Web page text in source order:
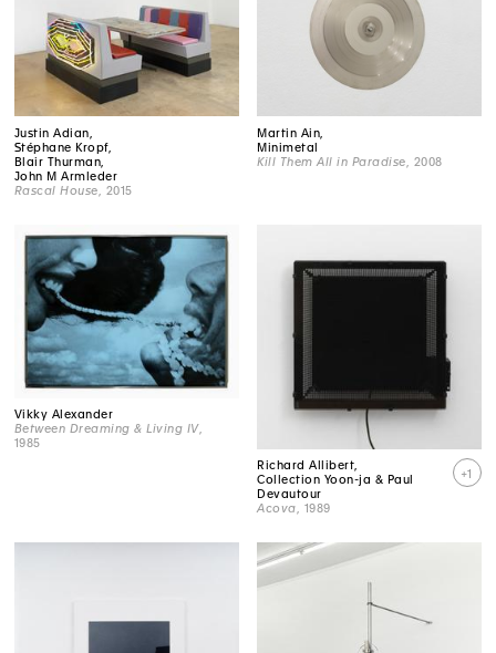
Justin Adian,
Stéphane Kropf,
Blair Thurman,
John M Armleder
Rascal House , 2015
Martin Ain,
Minimetal
Kill Them All in Paradise , 2008
Vikky Alexander
Between Dreaming & Living IV,
1985
Richard Allibert,
Collection Yoon-ja & Paul
Devautour
Acova , 1989
+1